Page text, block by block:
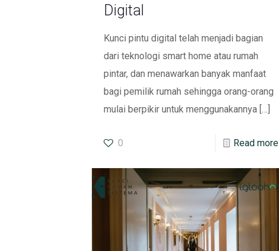
Digital
Kunci pintu digital telah menjadi bagian
dari teknologi smart home atau rumah
pintar, dan menawarkan banyak manfaat
bagi pemilik rumah sehingga orang-orang
mulai berpikir untuk menggunakannya[…]
0 Read more